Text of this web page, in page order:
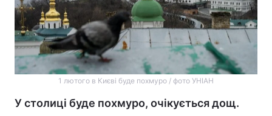
1 лютого в Києві буде похмуро / фото УНІАН
У столиці буде похмуро, очікується дощ.